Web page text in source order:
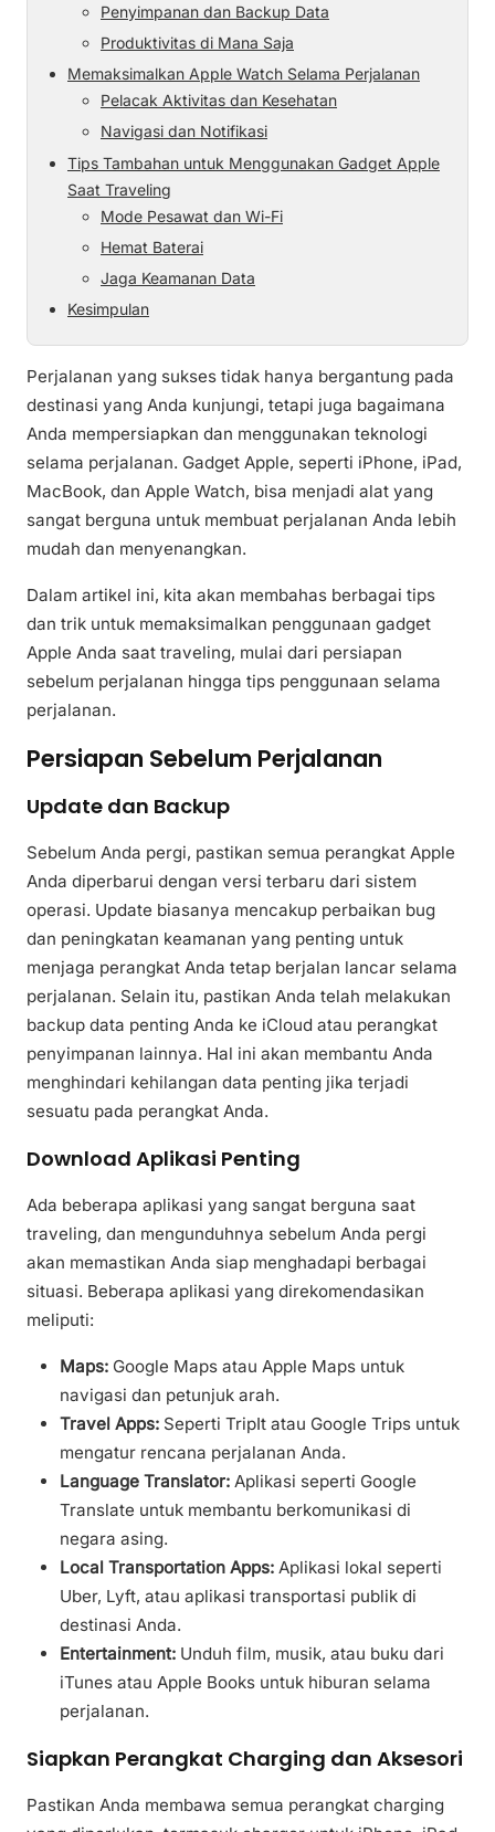
Penyimpanan dan Backup Data
Produktivitas di Mana Saja
Memaksimalkan Apple Watch Selama Perjalanan
Pelacak Aktivitas dan Kesehatan
Navigasi dan Notifikasi
Tips Tambahan untuk Menggunakan Gadget Apple
Saat Traveling
Mode Pesawat dan Wi-Fi
Hemat Baterai
Jaga Keamanan Data
Kesimpulan
Perjalanan yang sukses tidak hanya bergantung pada
destinasi yang Anda kunjungi, tetapi juga bagaimana
Anda mempersiapkan dan menggunakan teknologi
selama perjalanan. Gadget Apple, seperti iPhone, iPad,
MacBook, dan Apple Watch, bisa menjadi alat yang
sangat berguna untuk membuat perjalanan Anda lebih
mudah dan menyenangkan.
Dalam artikel ini, kita akan membahas berbagai tips
dan trik untuk memaksimalkan penggunaan gadget
Apple Anda saat traveling, mulai dari persiapan
sebelum perjalanan hingga tips penggunaan selama
perjalanan.
Persiapan Sebelum Perjalanan
Update dan Backup
Sebelum Anda pergi, pastikan semua perangkat Apple
Anda diperbarui dengan versi terbaru dari sistem
operasi. Update biasanya mencakup perbaikan bug
dan peningkatan keamanan yang penting untuk
menjaga perangkat Anda tetap berjalan lancar selama
perjalanan. Selain itu, pastikan Anda telah melakukan
backup data penting Anda ke iCloud atau perangkat
penyimpanan lainnya. Hal ini akan membantu Anda
menghindari kehilangan data penting jika terjadi
sesuatu pada perangkat Anda.
Download Aplikasi Penting
Ada beberapa aplikasi yang sangat berguna saat
traveling, dan mengunduhnya sebelum Anda pergi
akan memastikan Anda siap menghadapi berbagai
situasi. Beberapa aplikasi yang direkomendasikan
meliputi:
Maps: Google Maps atau Apple Maps untuk
navigasi dan petunjuk arah.
Travel Apps: Seperti TripIt atau Google Trips untuk
mengatur rencana perjalanan Anda.
Language Translator: Aplikasi seperti Google
Translate untuk membantu berkomunikasi di
negara asing.
Local Transportation Apps: Aplikasi lokal seperti
Uber, Lyft, atau aplikasi transportasi publik di
destinasi Anda.
Entertainment: Unduh film, musik, atau buku dari
iTunes atau Apple Books untuk hiburan selama
perjalanan.
Siapkan Perangkat Charging dan Aksesori
Pastikan Anda membawa semua perangkat charging